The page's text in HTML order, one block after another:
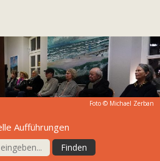
Foto © Michael Zerban
Aufführungen